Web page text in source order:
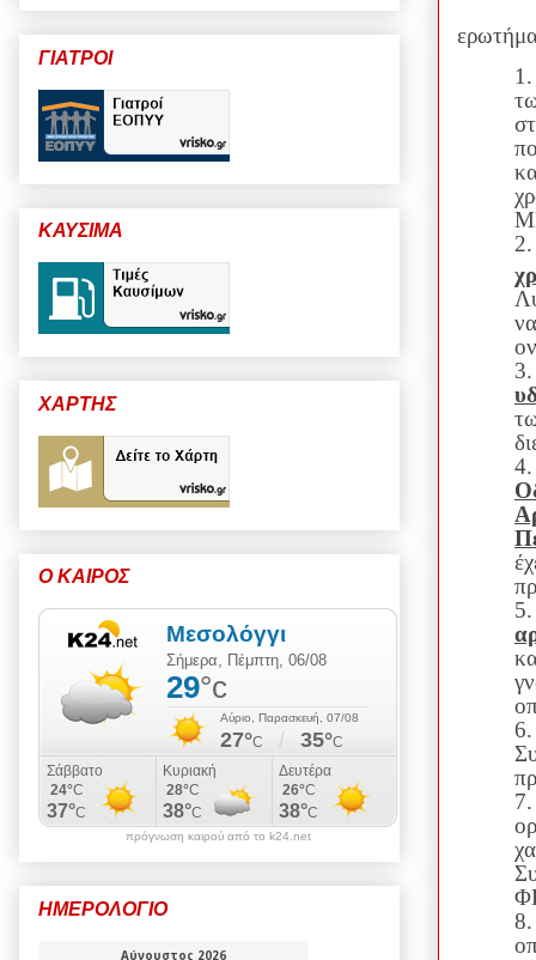
ΓΙΑΤΡΟΙ
ΚΑΥΣΙΜΑ
ΧΑΡΤΗΣ
Ο ΚΑΙΡΟΣ
πρόγνωση καιρού από το k24.net
ΗΜΕΡΟΛΟΓΙΟ